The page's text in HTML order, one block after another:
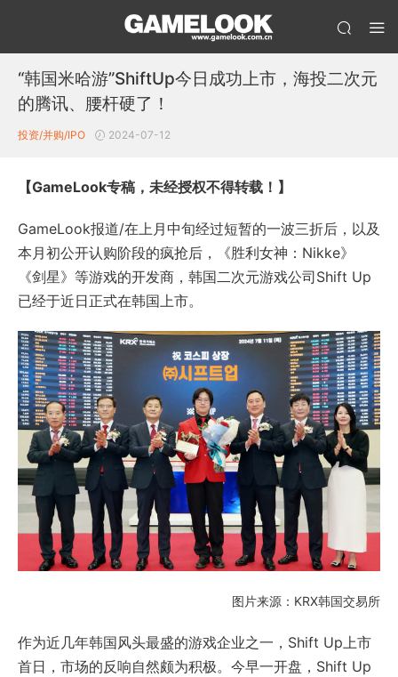
“韩国米哈游”ShiftUp今日成功上市，海投二次元
的腾讯、腰杆硬了！
投资/并购/IPO 2024-07-12
【GameLook专稿，未经授权不得转载！】
GameLook报道/在上月中旬经过短暂的一波三折后，以及
本月初公开认购阶段的疯抢后，《胜利女神：Nikke》
《剑星》等游戏的开发商，韩国二次元游戏公司Shift Up
已经于近日正式在韩国上市。
图片来源：KRX韩国交易所
作为近几年韩国风头最盛的游戏企业之一，Shift Up上市
首日，市场的反响自然颇为积极。今早一开盘，Shift Up